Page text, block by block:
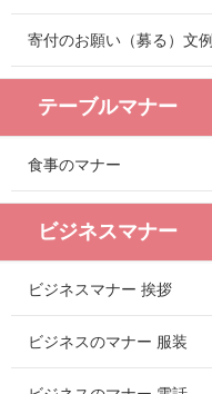
寄付のお願い（募る）文例
テーブルマナー
食事のマナー
ビジネスマナー
ビジネスマナー 挨拶
ビジネスのマナー 服装